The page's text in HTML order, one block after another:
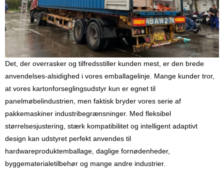
Det, der overrasker og tilfredsstiller kunden mest, er den brede
anvendelses-alsidighed i vores emballagelinje. Mange kunder tror, ​​
at vores kartonforseglingsudstyr kun er egnet til
panelmøbelindustrien, men faktisk bryder vores serie af
pakkemaskiner industribegrænsninger. Med fleksibel
størrelsesjustering, stærk kompatibilitet og intelligent adaptivt
design kan udstyret perfekt anvendes til
hardwareproduktemballage, daglige fornødenheder,
byggematerialetilbehør og mange andre industrier.